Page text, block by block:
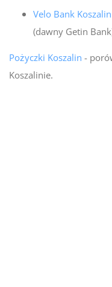
Velo Bank Koszalin
(dawny Getin
Pożyczki Koszalin -
Koszalinie.